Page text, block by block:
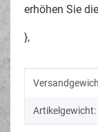
erhöhen Sie
},
Wert
Artikelgewicht: